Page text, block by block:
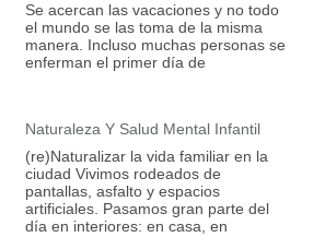
Se acercan las vacaciones y no todo
el mundo se las toma de la misma
manera. Incluso muchas personas se
enferman el primer día de
Naturaleza Y Salud Mental Infantil
(re)Naturalizar la vida familiar en la
ciudad Vivimos rodeados de
pantallas, asfalto y espacios
artificiales. Pasamos gran parte del
día en interiores: en casa, en